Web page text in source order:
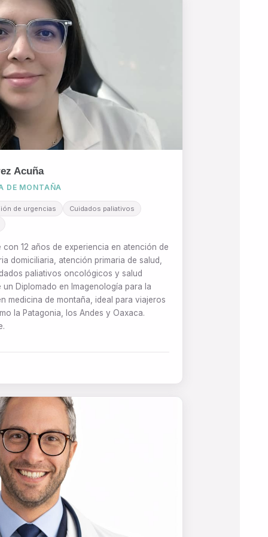
Acuña
DE MONTAÑA
de urgencias Cuidados paliativos
12 años de experiencia en atención de
domiciliaria, atención primaria de salud,
paliativos oncológicos y salud
Diplomado en Imagenología para la
medicina de montaña, ideal para viajeros
la Patagonia, los Andes y Oaxaca.